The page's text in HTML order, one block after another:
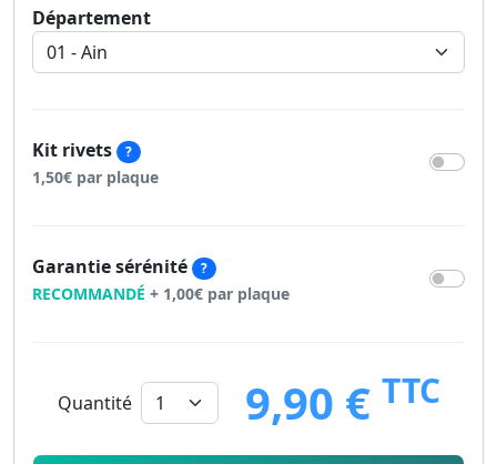
Département
Kit rivets ?
1,50€ par plaque
Garantie sérénité ?
RECOMMANDÉ + 1,00€ par plaque
Quantité 9,90 € TTC
9.9 €